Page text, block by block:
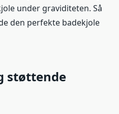
under graviditeten. Så
den perfekte badekjole
støttende